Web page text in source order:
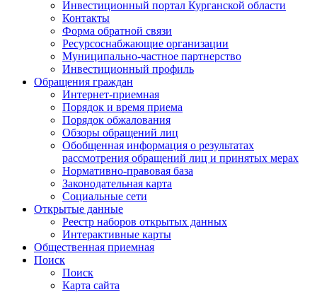
Инвестиционный портал Курганской области
Контакты
Форма обратной связи
Ресурсоснабжающие организации
Муниципально-частное партнерство
Инвестиционный профиль
Обращения граждан
Интернет-приемная
Порядок и время приема
Порядок обжалования
Обзоры обращений лиц
Обобщенная информация о результатах
рассмотрения обращений лиц и принятых мерах
Нормативно-правовая база
Законодательная карта
Социальные сети
Открытые данные
Реестр наборов открытых данных
Интерактивные карты
Общественная приемная
Поиск
Поиск
Карта сайта